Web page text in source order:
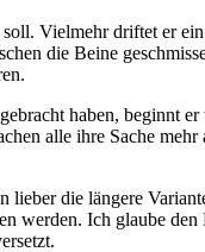
Vielmehr driftet er
die Beine
haben, beginnt
alle ihre Sache
die längere
Ich glaube